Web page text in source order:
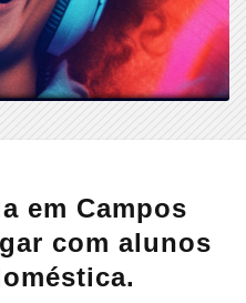
em Campos
com alunos